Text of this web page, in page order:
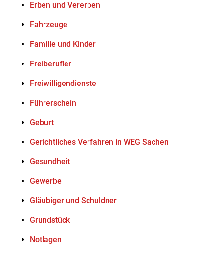
Erben und Vererben
Fahrzeuge
Familie und Kinder
Freiberufler
Freiwilligendienste
Führerschein
Geburt
Gerichtliches Verfahren in WEG Sachen
Gesundheit
Gewerbe
Gläubiger und Schuldner
Grundstück
Notlagen